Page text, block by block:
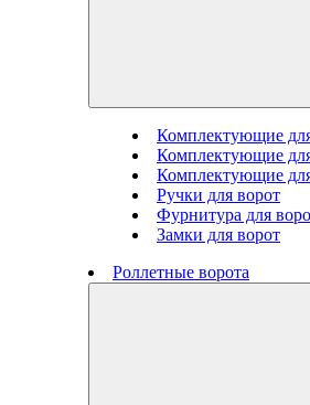
Комплектующие
Комплектующие
Комплектующие
Ручки для ворот
Фурнитура для
Замки для ворот
Роллетные ворота